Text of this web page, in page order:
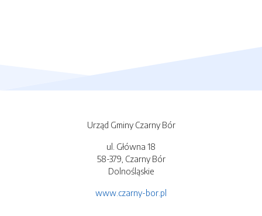
Urząd Gminy Czarny Bór
ul. Główna 18
58-379, Czarny Bór
Dolnośląskie
www.czarny-bor.pl